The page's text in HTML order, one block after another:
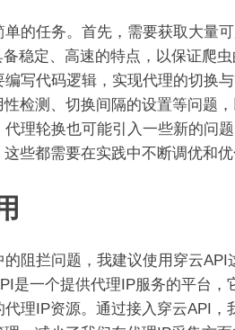
的任务。首先，需要获取大量
稳定、高速的特点，以保证爬
写代码逻辑，实现代理的切换
检测、切换间隔的设置等问题
理轮换也可能引入一些新的问
些都需要在实践中不断调优和
阻拦问题，我建议使用穿云API
是一个提供代理IP服务的平台，
理IP资源。通过接入穿云API，